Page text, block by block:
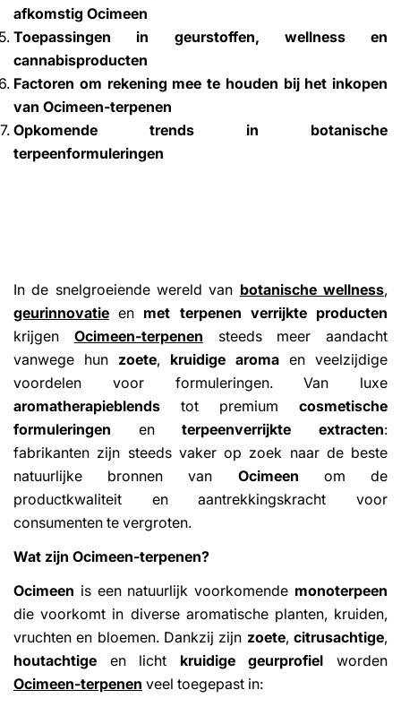
afkomstig Ocimeen
Toepassingen in geurstoffen, wellness en
cannabisproducten
Factoren om rekening mee te houden bij het inkopen
van Ocimeen-terpenen
Opkomende trends in botanische
terpeenformuleringen
In de snelgroeiende wereld van botanische wellness,
geurinnovatie en met terpenen verrijkte producten
krijgen Ocimeen-terpenen steeds meer aandacht
vanwege hun zoete, kruidige aroma en veelzijdige
voordelen voor formuleringen. Van luxe
aromatherapieblends tot premium cosmetische
formuleringen enterpeenverrijkte extracten:
fabrikanten zijn steeds vaker op zoek naar de beste
natuurlijke bronnen van Ocimeen om de
productkwaliteit en aantrekkingskracht voor
consumenten te vergroten.
Wat zijn Ocimeen-terpenen?
Ocimeen is een natuurlijk voorkomende monoterpeen
die voorkomt in diverse aromatische planten, kruiden,
vruchten en bloemen. Dankzij zijn zoete,citrusachtige,
houtachtige en licht kruidige geurprofiel worden
Ocimeen-terpenen veel toegepast in: